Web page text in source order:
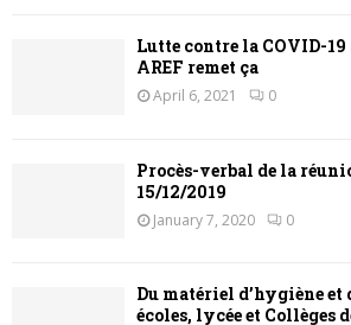
Lutte contre la COVID-
AREF remet ça
April 6, 2021 0
Procès-verbal de la
15/12/2019
January 7, 2020 0
Du matériel d’hygiène et
écoles, lycée et Collèges